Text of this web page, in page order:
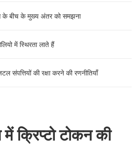
के बीच के मुख्य अंतर को समझना
में स्थिरता लाते हैं
संपत्तियों की रक्षा करने की रणनीतियाँ
क्रिप्टो टोकन की